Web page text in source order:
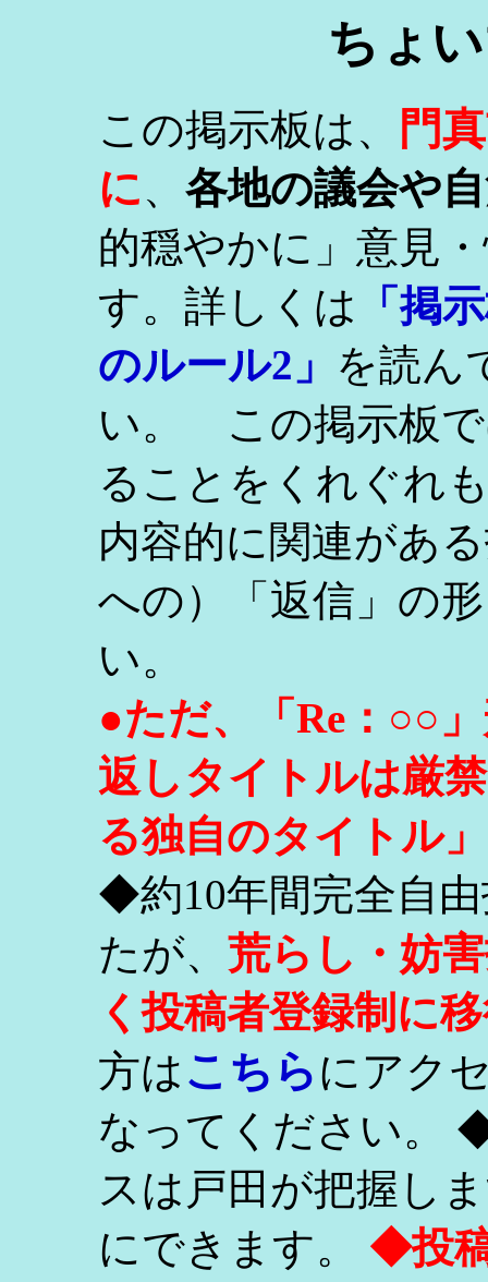
ちょ
この掲示板は、
門
に、 各地の議会や
的穏やかに」意見
す。詳しくは
「掲
のルール2」 を読ん
い。 この掲示板で
ることをくれぐれ
内容的に関連があ
への）「返信」の
い。
●ただ、「Re：○○
返しタイトルは厳
る独自のタイトル
◆約10年間完全自
たが、 荒らし・妨
く投稿者登録制に
方はこちらにアク
なってください。
スは戸田が把握し
にできます。 ◆投